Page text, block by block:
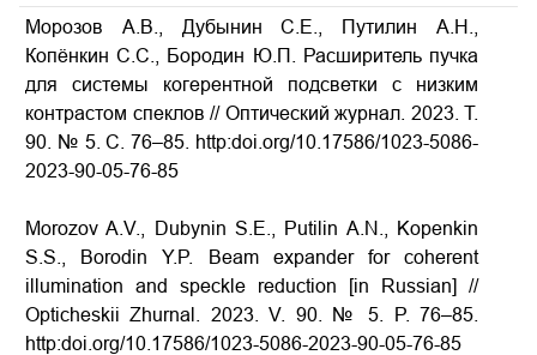
Морозов А.В., Дубынин С.Е., Путилин А.Н.,
Копёнкин С.С., Бородин Ю.П. Расширитель пучка
для системы когерентной подсветки с низким
контрастом спеклов // Оптический журнал. 2023. Т.
90. № 5.С . 76–85. http:doi.org/10.17586/1023-5086-
2023-90-05-76-85
Morozov A.V., Dubynin S.E., Putilin A.N., Kopenkin
S.S., Borodin Y.P. Beam expander for coherent
illumination and speckle reduction [in Russian] //
Opticheskii Zhurnal. 2023. V. 90. № 5. P. 76–85.
http:doi.org/10.17586/1023-5086-2023-90-05-76-85